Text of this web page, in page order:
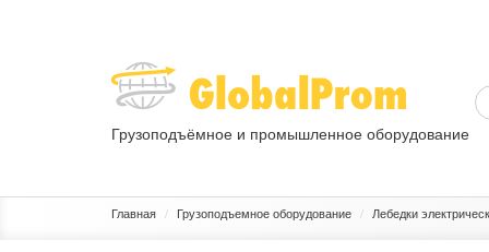
Грузоподъёмное и промышленное оборудование
Главная Грузоподъемное оборудование Лебедки